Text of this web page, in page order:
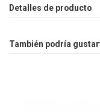
Detalles de producto
También podría